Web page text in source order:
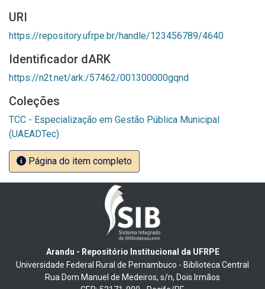
URI
https://repository.ufrpe.br/handle/123456789/4640
Identificador dARK
https://n2t.net/ark:/57462/001300000gqnd
Coleções
TCC - Especialização em Gestão Pública Municipal
(UAEADTec)
Página do item completo
Arandu - Repositório Institucional da UFRPE
Universidade Federal Rural de Pernambuco - Biblioteca Central
Rua Dom Manuel de Medeiros, s/n, Dois Irmãos